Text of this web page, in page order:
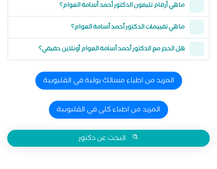
ما هي أرقام تليفون الدكتور أحمد أسامة العوام؟
ما هي تقييمات الدكتور أحمد أسامة العوام؟
هل الحجز مع الدكتور أحمد أسامة العوام أونلاين حقيقي؟
المزيد من اطباء مسالك بولية في القليوبية
المزيد من اطباء كلى في القليوبية
البحث عن دكتور